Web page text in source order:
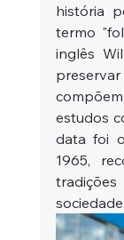
história
termo
inglês
estudos
data foi
1965,
sociedade.